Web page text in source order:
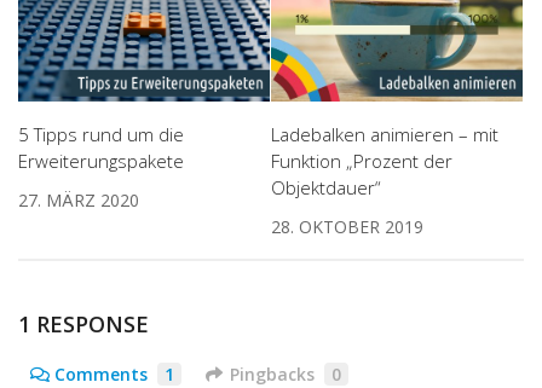
5 Tipps rund um die
Erweiterungspakete
27. MÄRZ 2020
Ladebalken animieren – mit
Funktion „Prozent der
Objektdauer“
28. OKTOBER 2019
1 RESPONSE
Comments 1 Pingbacks 0